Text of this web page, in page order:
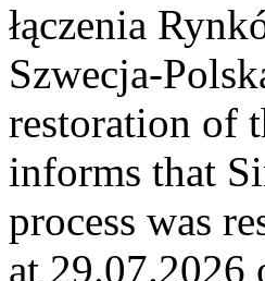
łączenia
Szwecja-
restoration of
informs that
process was
at 29.07.2026